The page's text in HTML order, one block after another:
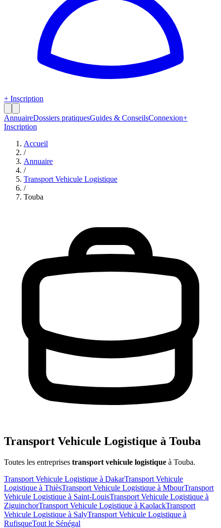
+ Inscription
AnnuaireDossiers pratiquesGuides & ConseilsConnexion+
Inscription
Accueil
/
Annuaire
/
Transport Vehicule Logistique
/
Touba
Transport Vehicule Logistique à Touba
Toutes les entreprises transport vehicule logistique à Touba.
Transport Vehicule Logistique à DakarTransport Vehicule
Logistique à ThièsTransport Vehicule Logistique à MbourTransport
Vehicule Logistique à Saint-LouisTransport Vehicule Logistique à
ZiguinchorTransport Vehicule Logistique à KaolackTransport
Vehicule Logistique à SalyTransport Vehicule Logistique à
RufisqueTout le Sénégal